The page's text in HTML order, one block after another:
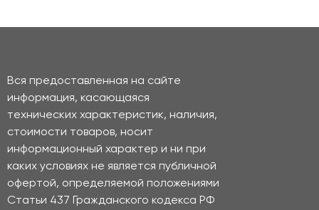
Вся предоставленная на сайте
информация, касающаяся
технических характеристик, наличия,
стоимости товаров, носит
информационный характер и ни при
каких условиях не является публичной
офертой, определяемой положениями
Статьи 437 Гражданского кодекса РФ